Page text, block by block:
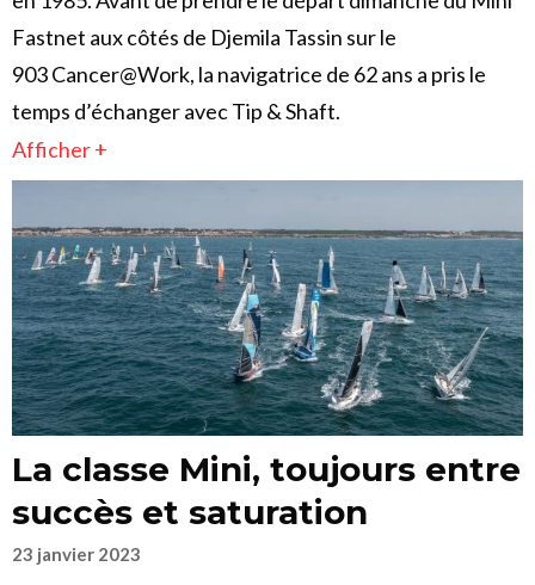
Fastnet aux côtés de Djemila Tassin sur le
903 Cancer@Work, la navigatrice de 62 ans a pris le
temps d’échanger avec Tip & Shaft.
Afficher +
La classe Mini, toujours entre
succès et saturation
23 janvier 2023